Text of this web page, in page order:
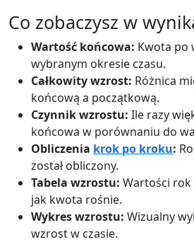
Co zobaczysz w
Wartość końcowa: Kwota po
wybranym okresie czasu.
Całkowity wzrost: Różnica
końcową a początkową.
Czynnik wzrostu: Ile razy
końcowa w porównaniu do
Obliczenia krok po kroku:
został obliczony.
Tabela wzrostu: Wartości
jak kwota rośnie.
Wykres wzrostu: Wizualny
wzrost w czasie.